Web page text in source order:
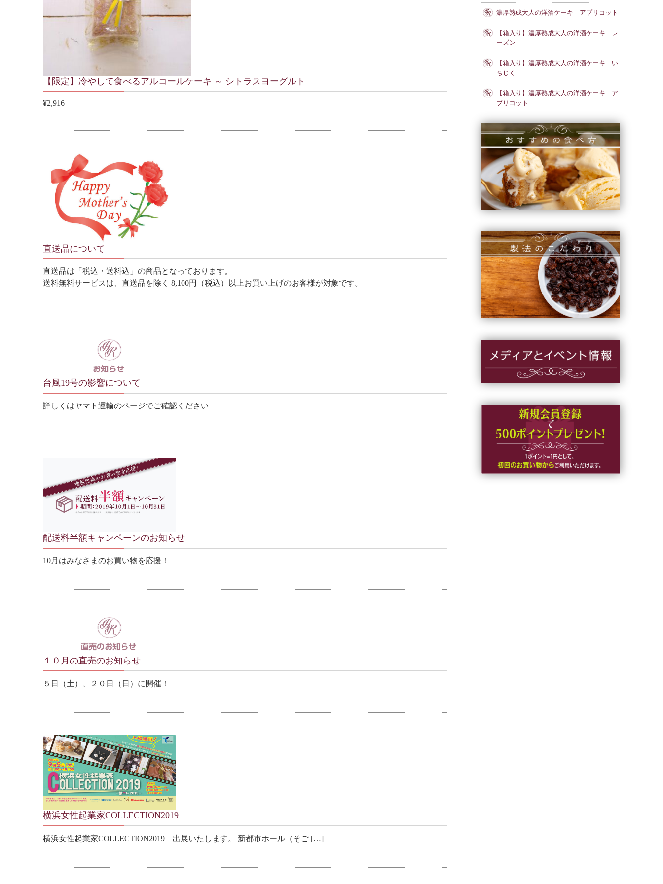
【限定】冷やして食べるアルコールケーキ ～ シトラスヨーグルト
¥2,916
直送品について
直送品は「税込・送料込」の商品となっております。
送料無料サービスは、直送品を除く 8,100円（税込）以上お買い上げのお客様が対象です。
台風19号の影響について
詳しくはヤマト運輸のページでご確認ください
配送料半額キャンペーンのお知らせ
10月はみなさまのお買い物を応援！
１０月の直売のお知らせ
５日（土）、２０日（日）に開催！
横浜女性起業家COLLECTION2019
横浜女性起業家COLLECTION2019 出展いたします。 新都市ホール（そご […]
濃厚熟成大人の洋酒ケーキ アプリコット
【箱入り】濃厚熟成大人の洋酒ケーキ レ
ーズン
【箱入り】濃厚熟成大人の洋酒ケーキ い
ちじく
【箱入り】濃厚熟成大人の洋酒ケーキ ア
プリコット